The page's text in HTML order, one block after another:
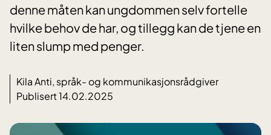
denne måten kan ungdommen selv fortelle
hvilke behov de har, og tillegg kan de tjene en
liten slump med penger.
Kila Anti, språk- og kommunikasjonsrådgiver
Publisert 14.02.2025